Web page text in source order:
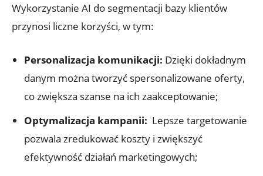
Wykorzystanie AI do segmentacji bazy ‌klientów
przynosi liczne korzyści,⁢ w tym:
Personalizacja⁢ komunikacji: Dzięki dokładnym
danym można tworzyć spersonalizowane oferty,
co‍ zwiększa ⁤szanse⁣ na ich zaakceptowanie;
Optymalizacja kampanii: ⁣ Lepsze targetowanie
pozwala zredukować koszty i zwiększyć
efektywność działań marketingowych;